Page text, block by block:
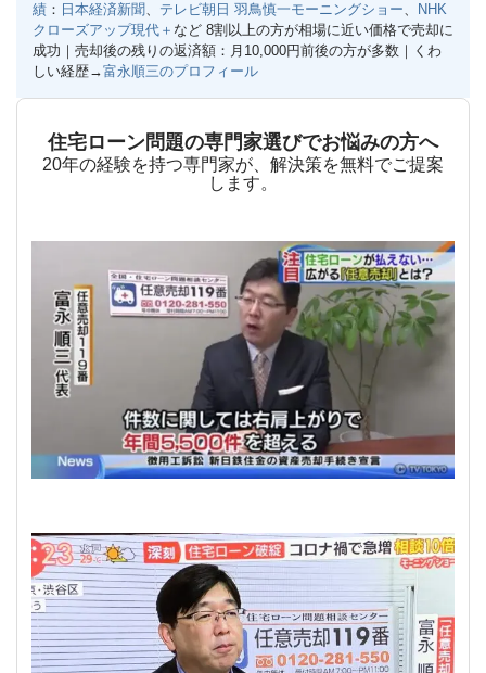
績 ： 日本経済新聞、 テレビ朝日 羽鳥慎一モーニングショー、
NHK
クローズアップ現代＋ など 8割以上の方が相場に近い価格で売却に
成功｜ 売却後の残りの返済額：月10,000円前後の方が多数｜ くわ
しい経歴→富永順三のプロフィール
住宅ローン問題の専門家選びでお悩みの方へ
20年の経験を持つ専門家が、解決策を無料でご提案
します。